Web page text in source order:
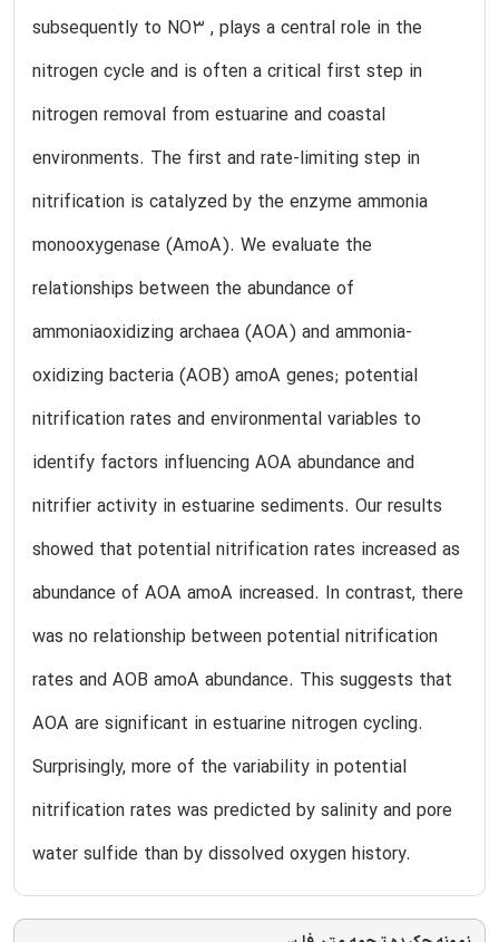
subsequently to NO3 , plays a central role in the
nitrogen cycle and is often a critical first step in
nitrogen removal from estuarine and coastal
environments. The first and rate-limiting step in
nitrification is catalyzed by the enzyme ammonia
monooxygenase (AmoA). We evaluate the
relationships between the abundance of
ammoniaoxidizing archaea (AOA) and ammonia-
oxidizing bacteria (AOB) amoA genes; potential
nitrification rates and environmental variables to
identify factors influencing AOA abundance and
nitrifier activity in estuarine sediments. Our results
showed that potential nitrification rates increased as
abundance of AOA amoA increased. In contrast, there
was no relationship between potential nitrification
rates and AOB amoA abundance. This suggests that
AOA are significant in estuarine nitrogen cycling.
Surprisingly, more of the variability in potential
nitrification rates was predicted by salinity and pore
water sulfide than by dissolved oxygen history.